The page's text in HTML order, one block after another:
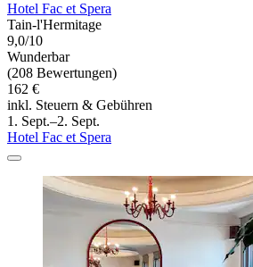
Hotel Fac et Spera
Tain-l'Hermitage
9,0/10
Wunderbar
(208 Bewertungen)
162 €
inkl. Steuern & Gebühren
1. Sept.–2. Sept.
Hotel Fac et Spera